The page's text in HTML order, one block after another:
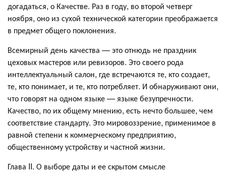
догадаться, о Качестве. Раз в году, во второй четверг
ноября, оно из сухой технической категории преображается
в предмет общего поклонения.
Всемирный день качества — это отнюдь не праздник
цеховых мастеров или ревизоров. Это своего рода
интеллектуальный салон, где встречаются те, кто создает,
те, кто понимает, и те, кто потребляет. И обнаруживают они,
что говорят на одном языке — языке безупречности.
Качество, по их общему мнению, есть нечто большее, чем
соответствие стандарту. Это мировоззрение, применимое в
равной степени к коммерческому предприятию,
общественному устройству и частной жизни.
Глава II. О выборе даты и ее скрытом смысле